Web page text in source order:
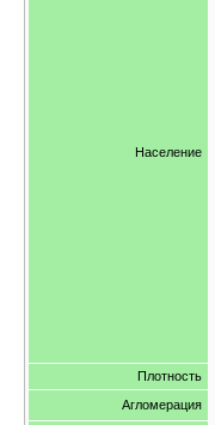
Население
Плотность
Агломерация